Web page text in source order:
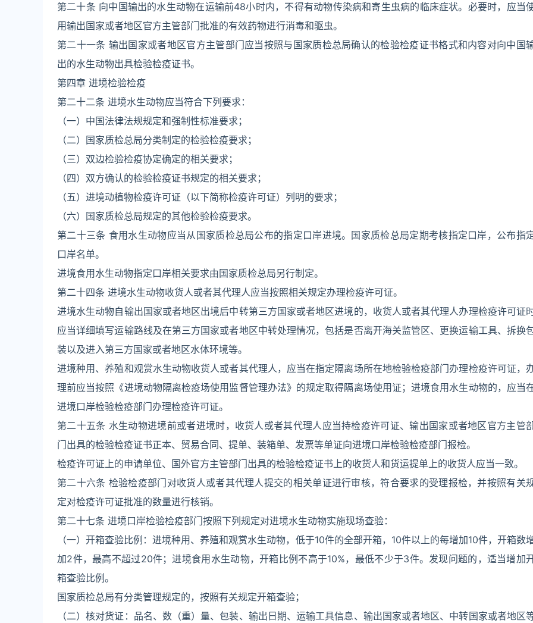
第二十条 向中国输出的水生动物在运输前48小时内，不得有动物传染病和寄生虫病的临床症状。必要时，应当
用输出国家或者地区官方主管部门批准的有效药物进行消毒和驱虫。
第二十一条 输出国家或者地区官方主管部门应当按照与国家质检总局确认的检验检疫证书格式和内容对向中国
出的水生动物出具检验检疫证书。
第四章 进境检验检疫
第二十二条 进境水生动物应当符合下列要求：
（一）中国法律法规规定和强制性标准要求；
（二）国家质检总局分类制定的检验检疫要求；
（三）双边检验检疫协定确定的相关要求；
（四）双方确认的检验检疫证书规定的相关要求；
（五）进境动植物检疫许可证（以下简称检疫许可证）列明的要求；
（六）国家质检总局规定的其他检验检疫要求。
第二十三条 食用水生动物应当从国家质检总局公布的指定口岸进境。国家质检总局定期考核指定口岸，公布指
口岸名单。
进境食用水生动物指定口岸相关要求由国家质检总局另行制定。
第二十四条 进境水生动物收货人或者其代理人应当按照相关规定办理检疫许可证。
进境水生动物自输出国家或者地区出境后中转第三方国家或者地区进境的，收货人或者其代理人办理检疫许可证
应当详细填写运输路线及在第三方国家或者地区中转处理情况，包括是否离开海关监管区、更换运输工具、拆换
装以及进入第三方国家或者地区水体环境等。
进境种用、养殖和观赏水生动物收货人或者其代理人，应当在指定隔离场所在地检验检疫部门办理检疫许可证，
理前应当按照《进境动物隔离检疫场使用监督管理办法》的规定取得隔离场使用证；进境食用水生动物的，应当
进境口岸检验检疫部门办理检疫许可证。
第二十五条 水生动物进境前或者进境时，收货人或者其代理人应当持检疫许可证、输出国家或者地区官方主管
门出具的检验检疫证书正本、贸易合同、提单、装箱单、发票等单证向进境口岸检验检疫部门报检。
检疫许可证上的申请单位、国外官方主管部门出具的检验检疫证书上的收货人和货运提单上的收货人应当一致。
第二十六条 检验检疫部门对收货人或者其代理人提交的相关单证进行审核，符合要求的受理报检，并按照有关
定对检疫许可证批准的数量进行核销。
第二十七条 进境口岸检验检疫部门按照下列规定对进境水生动物实施现场查验：
（一）开箱查验比例：进境种用、养殖和观赏水生动物，低于10件的全部开箱，10件以上的每增加10件，开箱数
加2件，最高不超过20件；进境食用水生动物，开箱比例不高于10%，最低不少于3件。发现问题的，适当增加
箱查验比例。
国家质检总局有分类管理规定的，按照有关规定开箱查验；
（二）核对货证：品名、数（重）量、包装、输出日期、运输工具信息、输出国家或者地区、中转国家或者地区